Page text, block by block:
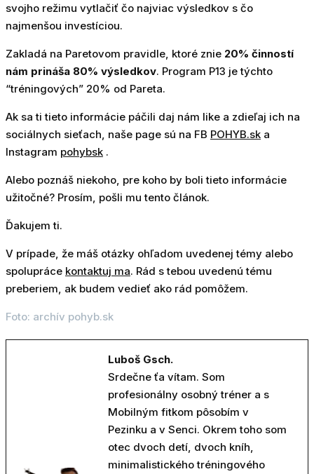
svojho režimu vytlačiť čo najviac výsledkov s čo
najmenšou investíciou.
Zakladá na Paretovom pravidle, ktoré znie 20% činností
nám prináša 80% výsledkov. Program P13 je týchto
“tréningových” 20% od Pareta.
Ak sa ti tieto informácie páčili daj nám like a zdieľaj ich na
sociálnych sieťach, naše page sú na FB POHYB.sk a
Instagram pohybsk .
Alebo poznáš niekoho, pre koho by boli tieto informácie
užitočné? Prosím, pošli mu tento článok.
Ďakujem ti.
V prípade, že máš otázky ohľadom uvedenej témy alebo
spolupráce kontaktuj ma. Rád s tebou uvedenú tému
preberiem, ak budem vedieť ako rád pomôžem.
Foto: archív pohyb.sk
Luboš Gsch.
Srdečne ťa vítam. Som
profesionálny osobný tréner a s
Mobilným fitkom pôsobím v
Pezinku a v Senci. Okrem toho som
otec dvoch detí, dvoch kníh,
minimalistického tréningového